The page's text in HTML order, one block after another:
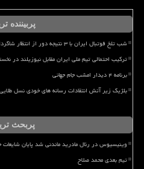
پربیننده
شب تلخ فوتبال ایران با ۳ نتیجه دور از انتظار شاگردان قلعه نویی چطور از صعود بازماندند؟
ترکیب احتمالی تیم ملی ایران مقابل نیوزیلند در
برنامه ۴ دیدار امشب جام جهانی
بلژیک زیر آتش انتقادات رسانه های خودی نسل
پربحث
وینیسیوس در رئال مادرید ماندنی شد پایان شایعات
تیم بعدی محمد صلاح